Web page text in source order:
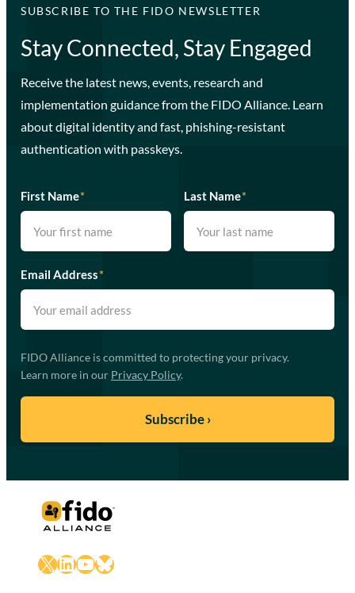
SUBSCRIBE TO THE FIDO NEWSLETTER
Stay Connected, Stay Engaged
Receive the latest news, events, research and
implementation guidance from the FIDO Alliance. Learn
about digital identity and fast, phishing-resistant
authentication with passkeys.
First Name* Last Name*
Email Address*
FIDO Alliance is committed to protecting your privacy.
Learn more in our Privacy Policy.
X LinkedIn
YouTube
Bluesky